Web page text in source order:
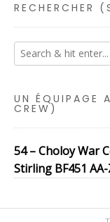
RECHERCHER
UN ÉQUIPAGE
CREW)
54 – Choloy War
Stirling BF451